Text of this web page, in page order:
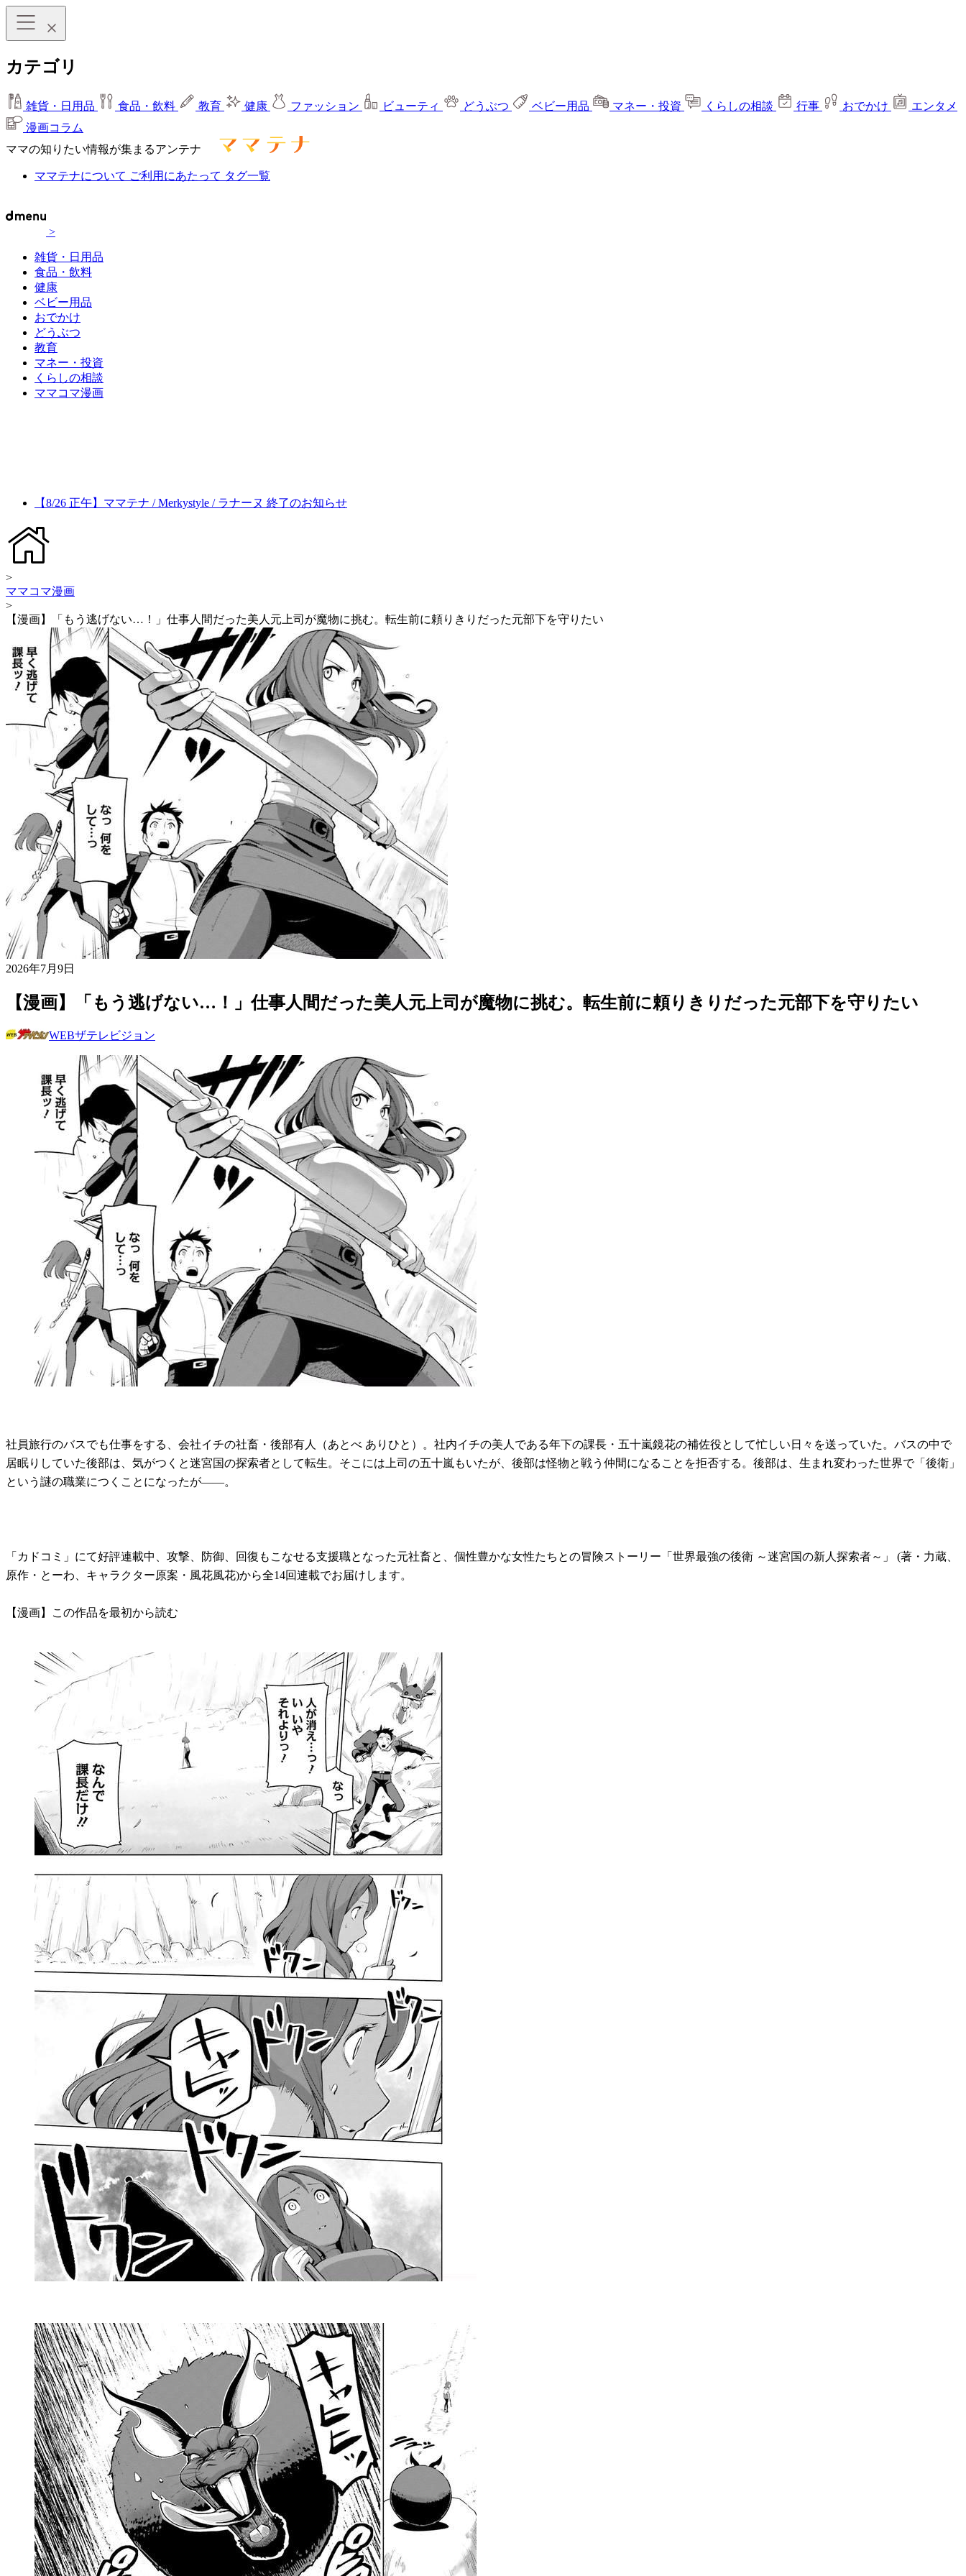
カテゴリ
雑貨・日用品 食品・飲料 教育 健康 ファッション ビューティ どうぶつ ベビー用品 マネー・投資 くらしの相談 行事 おでかけ
エンタメ
漫画コラム
ママの知りたい情報が集まるアンテナ
ママテナについて ご利用にあたって タグ一覧
>
雑貨・日用品
食品・飲料
健康
ベビー用品
おでかけ
どうぶつ
教育
マネー・投資
くらしの相談
ママコマ漫画
【8/26 正午】ママテナ / Merkystyle / ラナーヌ 終了のお知らせ
>
ママコマ漫画
>
【漫画】「もう逃げない…！」仕事人間だった美人元上司が魔物に挑む。転生前に頼りきりだった元部下を守りたい
2026年7月9日
【漫画】「もう逃げない…！」仕事人間だった美人元上司が魔物に挑む。転生前に頼りきりだった元部下を守りたい
WEBザテレビジョン
社員旅行のバスでも仕事をする、会社イチの社畜・後部有人（あとべ ありひと）。社内イチの美人である年下の課長・五十嵐鏡花の補佐役として忙しい日々を送っていた。バスの中で
居眠りしていた後部は、気がつくと迷宮国の探索者として転生。そこには上司の五十嵐もいたが、後部は怪物と戦う仲間になることを拒否する。後部は、生まれ変わった世界で「後衛」
という謎の職業につくことになったが――。
「カドコミ」にて好評連載中、攻撃、防御、回復もこなせる支援職となった元社畜と、個性豊かな女性たちとの冒険ストーリー「世界最強の後衛 ～迷宮国の新人探索者～」 (著・力蔵、
原作・とーわ、キャラクター原案・風花風花)から全14回連載でお届けします。
【漫画】この作品を最初から読む